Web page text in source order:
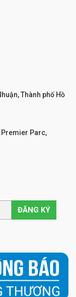
Thành phố Hồ
Premier Parc,